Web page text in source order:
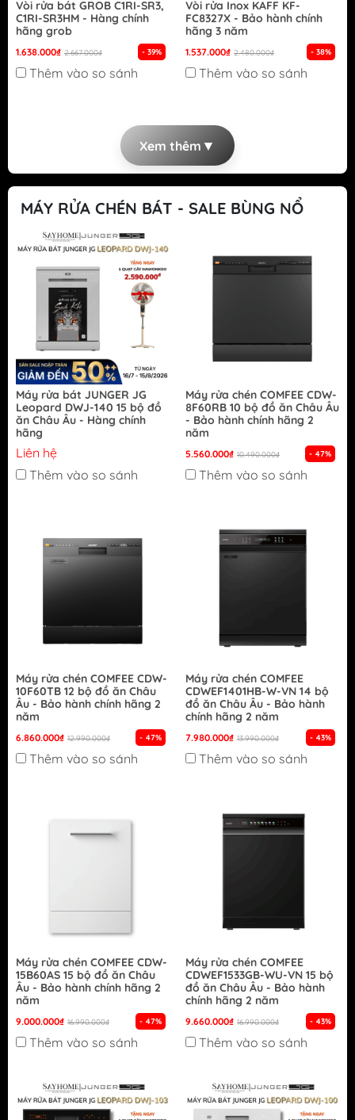
Vòi rửa bát GROB C1RI-SR3,
C1RI-SR3HM - Hàng chính
hãng grob
1.638.000₫ 2.667.000₫ - 39%
Thêm vào so sánh
Vòi rửa Inox KAFF KF-
FC8327X - Bảo hành chính
hãng 3 năm
1.537.000₫ 2.480.000₫ - 38%
Thêm vào so sánh
Xem thêm ▼
MÁY RỬA CHÉN BÁT - SALE BÙNG NỔ
Máy rửa bát JUNGER JG
Leopard DWJ-140 15 bộ đồ
ăn Châu Âu - Hàng chính
hãng
Liên hệ
Thêm vào so sánh
Máy rửa chén COMFEE CDW-
8F60RB 10 bộ đồ ăn Châu Âu
- Bảo hành chính hãng 2
năm
5.560.000₫ 10.490.000₫ - 47%
Thêm vào so sánh
Máy rửa chén COMFEE CDW-
10F60TB 12 bộ đồ ăn Châu
Âu - Bảo hành chính hãng 2
năm
6.860.000₫ 12.990.000₫ - 47%
Thêm vào so sánh
Máy rửa chén COMFEE
CDWEF1401HB-W-VN 14 bộ
đồ ăn Châu Âu - Bảo hành
chính hãng 2 năm
7.980.000₫ 13.990.000₫ - 43%
Thêm vào so sánh
Máy rửa chén COMFEE CDW-
15B60AS 15 bộ đồ ăn Châu
Âu - Bảo hành chính hãng 2
năm
9.000.000₫ 16.990.000₫ - 47%
Thêm vào so sánh
Máy rửa chén COMFEE
CDWEF1533GB-WU-VN 15 bộ
đồ ăn Châu Âu - Bảo hành
chính hãng 2 năm
9.660.000₫ 16.990.000₫ - 43%
Thêm vào so sánh